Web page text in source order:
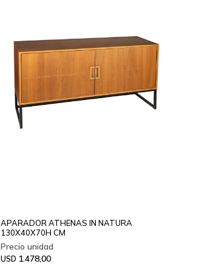
APARADOR ATHENAS IN NATURA
130X40X70H CM
USD 1.478,00